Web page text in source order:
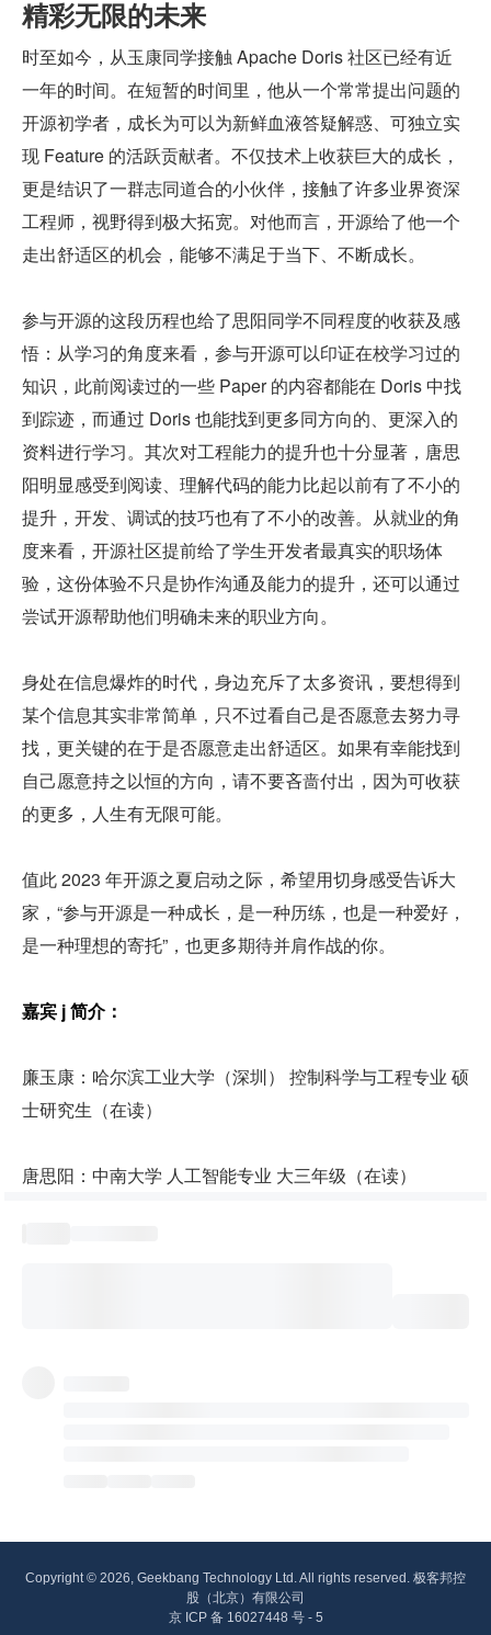
精彩无限的未来
时至如今，从玉康同学接触 Apache Doris 社区已经有近
一年的时间。在短暂的时间里，他从一个常常提出问题的
开源初学者，成长为可以为新鲜血液答疑解惑、可独立实
现 Feature 的活跃贡献者。不仅技术上收获巨大的成长，
更是结识了一群志同道合的小伙伴，接触了许多业界资深
工程师，视野得到极大拓宽。对他而言，开源给了他一个
走出舒适区的机会，能够不满足于当下、不断成长。
参与开源的这段历程也给了思阳同学不同程度的收获及感
悟：从学习的角度来看，参与开源可以印证在校学习过的
知识，此前阅读过的一些 Paper 的内容都能在 Doris 中找
到踪迹，而通过 Doris 也能找到更多同方向的、更深入的
资料进行学习。其次对工程能力的提升也十分显著，唐思
阳明显感受到阅读、理解代码的能力比起以前有了不小的
提升，开发、调试的技巧也有了不小的改善。从就业的角
度来看，开源社区提前给了学生开发者最真实的职场体
验，这份体验不只是协作沟通及能力的提升，还可以通过
尝试开源帮助他们明确未来的职业方向。
身处在信息爆炸的时代，身边充斥了太多资讯，要想得到
某个信息其实非常简单，只不过看自己是否愿意去努力寻
找，更关键的在于是否愿意走出舒适区。如果有幸能找到
自己愿意持之以恒的方向，请不要吝啬付出，因为可收获
的更多，人生有无限可能。
值此 2023 年开源之夏启动之际，希望用切身感受告诉大
家，“参与开源是一种成长，是一种历练，也是一种爱好，
是一种理想的寄托”，也更多期待并肩作战的你。
嘉宾 j 简介：
廉玉康：哈尔滨工业大学（深圳） 控制科学与工程专业 硕
士研究生（在读）
唐思阳：中南大学 人工智能专业 大三年级（在读）
Copyright © 2026, Geekbang Technology Ltd. All rights reserved. 极客邦控
股（北京）有限公司
京 ICP 备 16027448 号 - 5